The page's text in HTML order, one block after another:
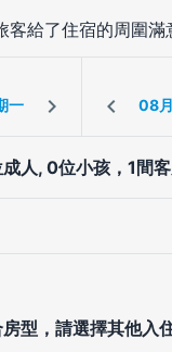
客給了住宿的周圍
人, 0位小孩，1間
型，請選擇其他入住